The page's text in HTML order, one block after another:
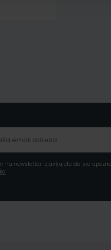
na newsletter izjavljujete da ste